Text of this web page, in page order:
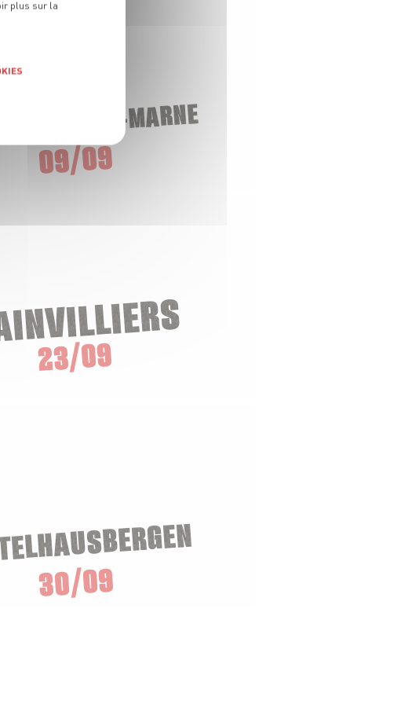
SUR-MARNE
09/09
23/09
30/09
plus sur la